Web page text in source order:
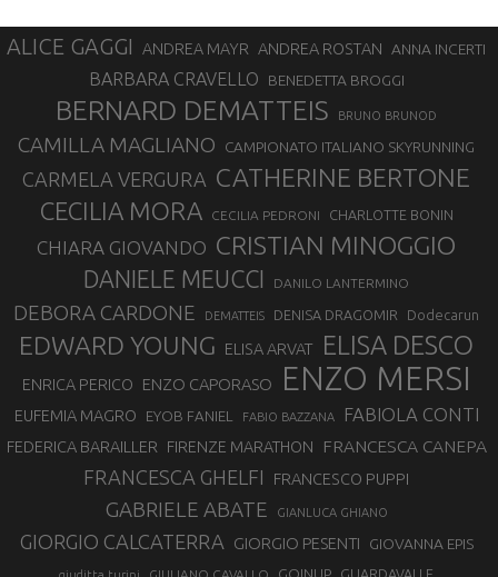
ALICE GAGGI ANDREA MAYR ANDREA ROSTAN ANNA INCERTI
BARBARA CRAVELLO BENEDETTA BROGGI
BERNARD DEMATTEIS BRUNO BRUNOD
CAMILLA MAGLIANO CAMPIONATO ITALIANO SKYRUNNING
CARMELA VERGURA CATHERINE BERTONE
CECILIA MORA CECILIA PEDRONI CHARLOTTE BONIN
CHIARA GIOVANDO CRISTIAN MINOGGIO
DANIELE MEUCCI DANILO LANTERMINO
DEBORA CARDONE DEMATTEIS DENISA DRAGOMIR Dodecarun
EDWARD YOUNG ELISA ARVAT ELISA DESCO
ENRICA PERICO ENZO CAPORASO ENZO MERSI
EUFEMIA MAGRO EYOB FANIEL FABIO BAZZANA FABIOLA CONTI
FEDERICA BARAILLER FIRENZE MARATHON FRANCESCA CANEPA
FRANCESCA GHELFI FRANCESCO PUPPI
GABRIELE ABATE GIANLUCA GHIANO
GIORGIO CALCATERRA GIORGIO PESENTI GIOVANNA EPIS
GOINUP GUARDAVALLE